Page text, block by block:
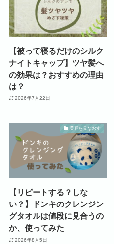
【被って寝るだけのシルク
ナイトキャップ】ツヤ髪へ
の効果は？おすすめの理由
は？
2026年7月22日
美容を見なおす
【リピートする？しな
い？】ドンキのクレンジン
グタオルは値段に見合うの
か、使ってみた
2026年8月5日